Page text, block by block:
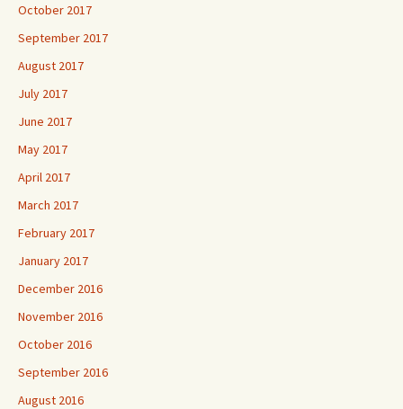
October 2017
September 2017
August 2017
July 2017
June 2017
May 2017
April 2017
March 2017
February 2017
January 2017
December 2016
November 2016
October 2016
September 2016
August 2016